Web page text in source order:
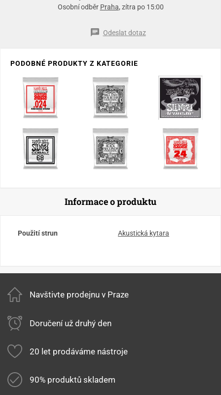
Osobní odběr Praha, zítra po 15:00
Odeslat dotaz
PODOBNÉ PRODUKTY Z KATEGORIE
Informace o produktu
Použití strun Akustická kytara
Navštivte prodejnu v Praze
Doručení už druhý den
20 let prodáváme nástroje
90% produktů skladem